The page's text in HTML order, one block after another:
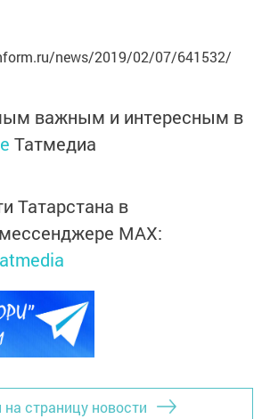
news/2019/02/07/641532/
важным и интересным в
Татмедиа
Татарстана в
MАХ:
на страницу новости